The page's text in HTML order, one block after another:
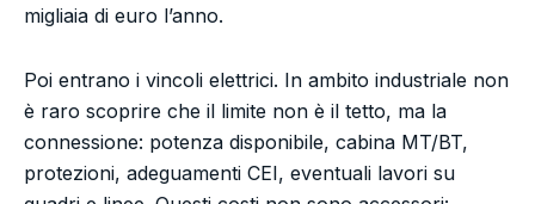
migliaia di euro l’anno.
Poi entrano i vincoli elettrici. In ambito industriale non
è raro scoprire che il limite non è il tetto, ma la
connessione: potenza disponibile, cabina MT/BT,
protezioni, adeguamenti CEI, eventuali lavori su